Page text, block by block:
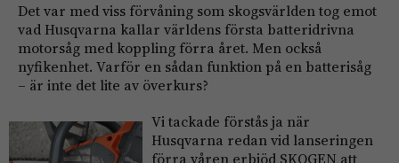
Det var med viss förvåning som skogsvärlden tog emot
vad Husqvarna kallar världens första batteridrivna
motorsåg med koppling förra året. Men också
nyfikenhet. Varför en sådan funktion på en batterisåg
– är inte det lite av överkurs?
Vi tackade förstås ja när
Husqvarna redan vid lanseringen
förra våren erbjöd SKOGEN att